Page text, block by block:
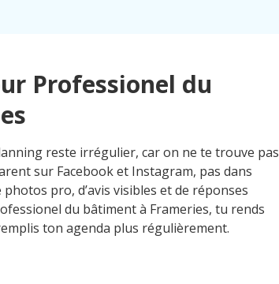
Professionel du
reste irrégulier, car on ne te trouve pas
sur Facebook et Instagram, pas dans
pro, d’avis visibles et de réponses
du bâtiment à Frameries, tu rends
ton agenda plus régulièrement.